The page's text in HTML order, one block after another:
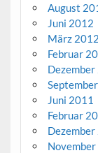
August
Juni 2012
März 2012
Februar
Dezember
Juni 2011
Februar